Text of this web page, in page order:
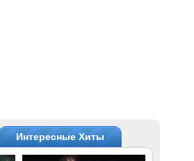
Интересные Хиты